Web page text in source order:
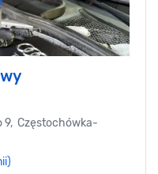
9, Częstochówka-